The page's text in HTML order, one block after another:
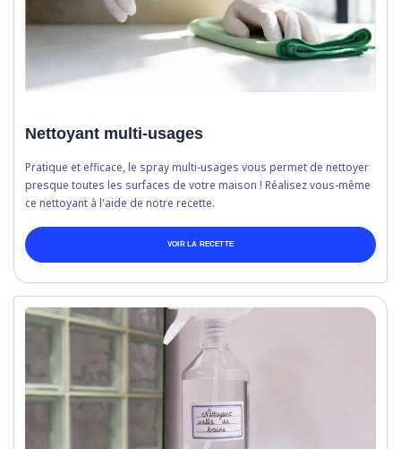
Nettoyant multi-usages
Pratique et efficace, le spray multi-usages vous permet de nettoyer
presque toutes les surfaces de votre maison ! Réalisez vous-même
ce nettoyant à l'aide de notre recette.
VOIR LA RECETTE